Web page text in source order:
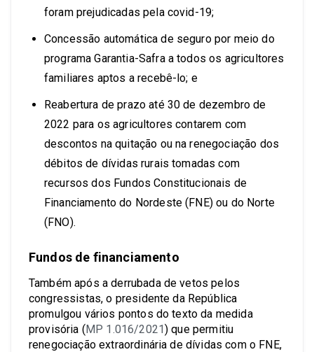
foram prejudicadas pela covid-19;
Concessão automática de seguro por meio do
programa Garantia-Safra a todos os agricultores
familiares aptos a recebê-lo; e
Reabertura de prazo até 30 de dezembro de
2022 para os agricultores contarem com
descontos na quitação ou na renegociação dos
débitos de dívidas rurais tomadas com
recursos dos Fundos Constitucionais de
Financiamento do Nordeste (FNE) ou do Norte
(FNO).
Fundos de financiamento
Também após a derrubada de vetos pelos
congressistas, o presidente da República
promulgou vários pontos do texto da medida
provisória (MP 1.016/2021) que permitiu
renegociação extraordinária de dívidas com o FNE,